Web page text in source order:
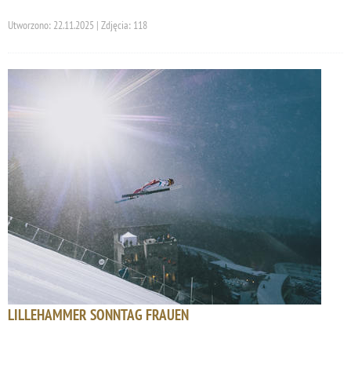
Utworzono: 22.11.2025 | Zdjęcia: 118
LILLEHAMMER SONNTAG FRAUEN